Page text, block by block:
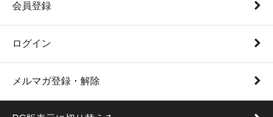
会員登録
ログイン
メルマガ登録・解除